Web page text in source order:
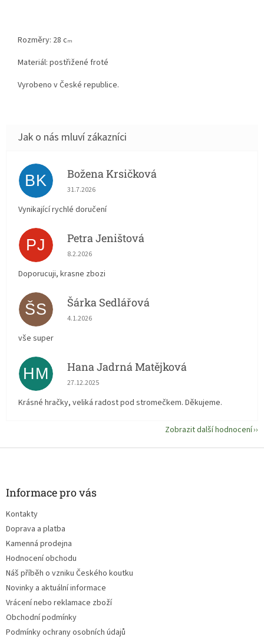
Rozměry: 28 cm
Materiál: postřižené froté
Vyrobeno v České republice.
BK Božena Krsičková
Hodnocení obchodu je 5 z 5 hvězdiček.
31.7.2026
Vynikající rychlé doručení
PJ Petra Jeništová
Hodnocení obchodu je 5 z 5 hvězdiček.
8.2.2026
Doporucuji, krasne zbozi
ŠS Šárka Sedlářová
Hodnocení obchodu je 5 z 5 hvězdiček.
4.1.2026
vše super
HM Hana Jadrná Matějková
Hodnocení obchodu je 5 z 5 hvězdiček.
27.12.2025
Krásné hračky, veliká radost pod stromečkem. Děkujeme.
Zobrazit další hodnocení
Z
Informace pro vás
Kontakty
Doprava a platba
Kamenná prodejna
Hodnocení obchodu
Náš příběh o vzniku Českého koutku
Novinky a aktuální informace
Vrácení nebo reklamace zboží
Obchodní podmínky
Podmínky ochrany osobních údajů